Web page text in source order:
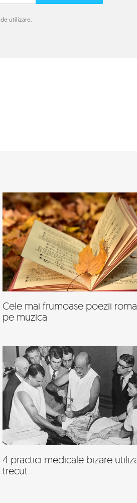
de utilizare.
Cele mai frumoase poezii
pe muzica
4 practici medicale bizare
trecut